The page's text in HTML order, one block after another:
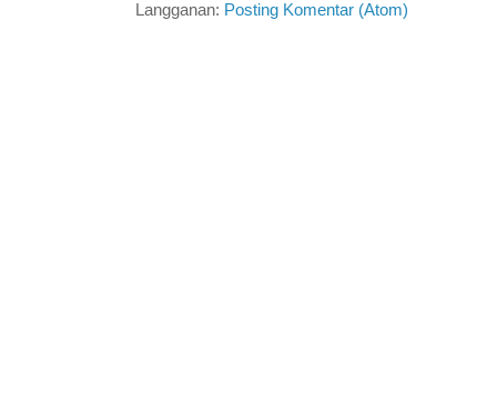
Langganan: Posting Komentar (Atom)